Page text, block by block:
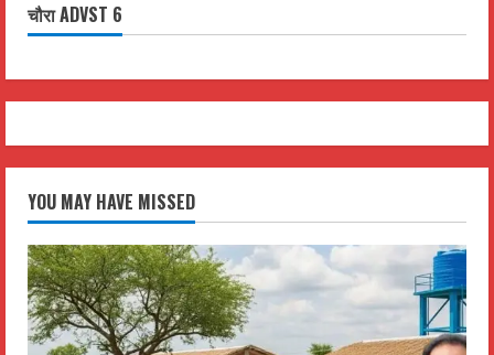
चौरा ADVST 6
YOU MAY HAVE MISSED